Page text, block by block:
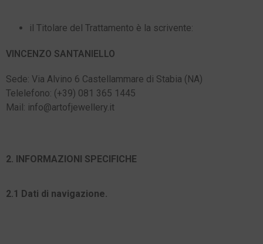
il Titolare del Trattamento è la scrivente:
VINCENZO SANTANIELLO
Sede: Via Alvino 6 Castellammare di Stabia (NA)
Telelefono: (+39) 081 365 1445
Mail: info@artofjewellery.it
2. INFORMAZIONI SPECIFICHE
2.1 Dati di navigazione.